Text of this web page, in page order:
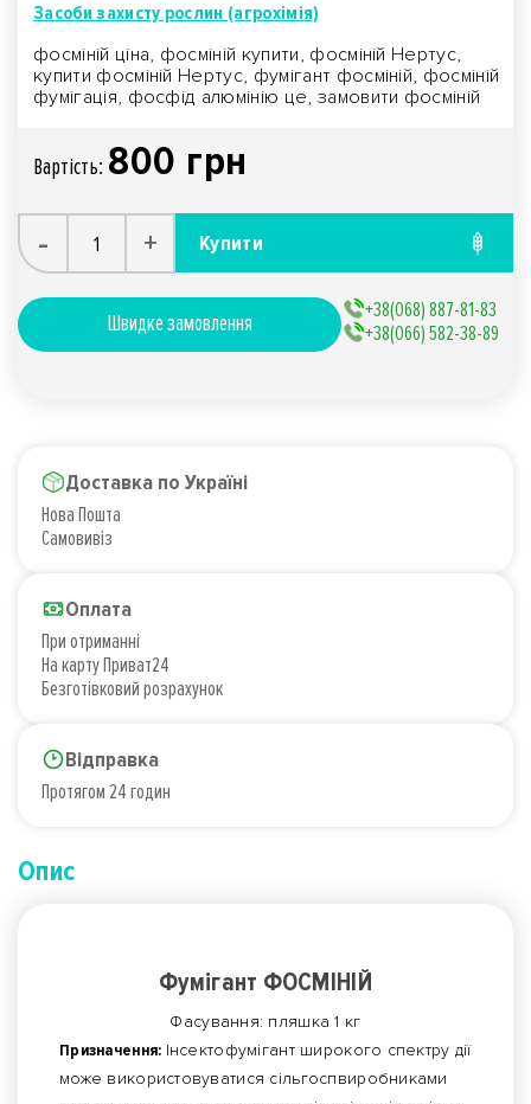
Засоби захисту рослин (агрохімія)
фосміній ціна, фосміній купити, фосміній Нертус,
купити фосміній Нертус, фумігант фосміній, фосміній
фумігація, фосфід алюмінію це, замовити фосміній
Вартiсть: 800 грн
- + Купити
Швидке замовлення
+38(068) 887-81-83
+38(066) 582-38-89
Доставка по Україні
Нова Пошта
Самовивіз
Оплата
При отриманні
На карту Приват24
Безготівковий розрахунок
Відправка
Протягом 24 годин
Опис
Фумігант ФОСМІНІЙ
Фасування: пляшка 1 кг
Призначення: Інсектофумігант широкого спектру дії
може використовуватися сільгоспвиробниками